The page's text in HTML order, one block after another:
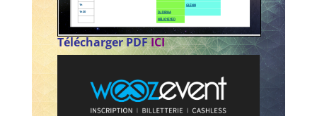
Télécharger PDFICI